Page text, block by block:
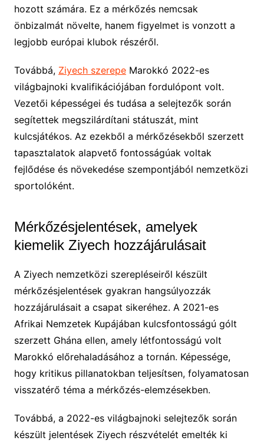
hozott számára. Ez a mérkőzés nemcsak
önbizalmát növelte, hanem figyelmet is vonzott a
legjobb európai klubok részéről.
Továbbá, Ziyech szerepeMarokkó 2022-es
világbajnoki kvalifikációjában fordulópont volt.
Vezetői képességei és tudása a selejtezők során
segítettek megszilárdítani státuszát, mint
kulcsjátékos. Az ezekből a mérkőzésekből szerzett
tapasztalatok alapvető fontosságúak voltak
fejlődése és növekedése szempontjából nemzetközi
sportolóként.
Mérkőzésjelentések, amelyek
kiemelik Ziyech hozzájárulásait
A Ziyech nemzetközi szerepléseiről készült
mérkőzésjelentések gyakran hangsúlyozzák
hozzájárulásait a csapat sikeréhez. A 2021-es
Afrikai Nemzetek Kupájában kulcsfontosságú gólt
szerzett Ghána ellen, amely létfontosságú volt
Marokkó előrehaladásához a tornán. Képessége,
hogy kritikus pillanatokban teljesítsen, folyamatosan
visszatérő téma a mérkőzés-elemzésekben.
Továbbá, a 2022-es világbajnoki selejtezők során
készült jelentések Ziyech részvételét emelték ki